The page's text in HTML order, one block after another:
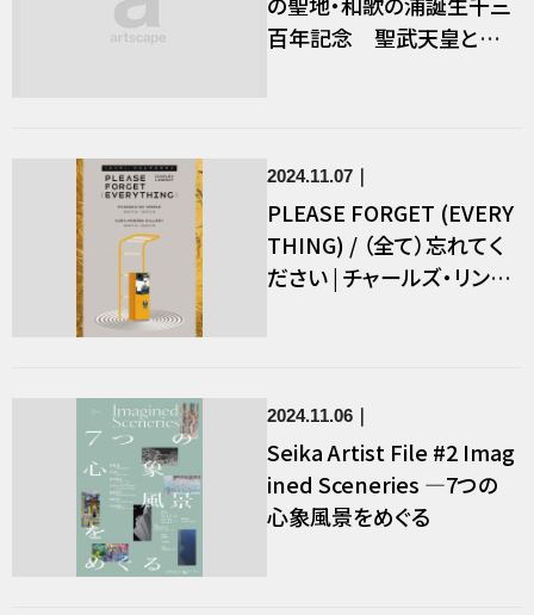
百年記念 聖武天皇と紀
2024.11.07
PLEASE FORGET (EVERY
THING) / （全て）忘れてく
ださい | チャールズ・リンゼ
2024.11.06
Seika Artist File #2 Imag
ined Sceneries ―7つの
心象風景をめぐる